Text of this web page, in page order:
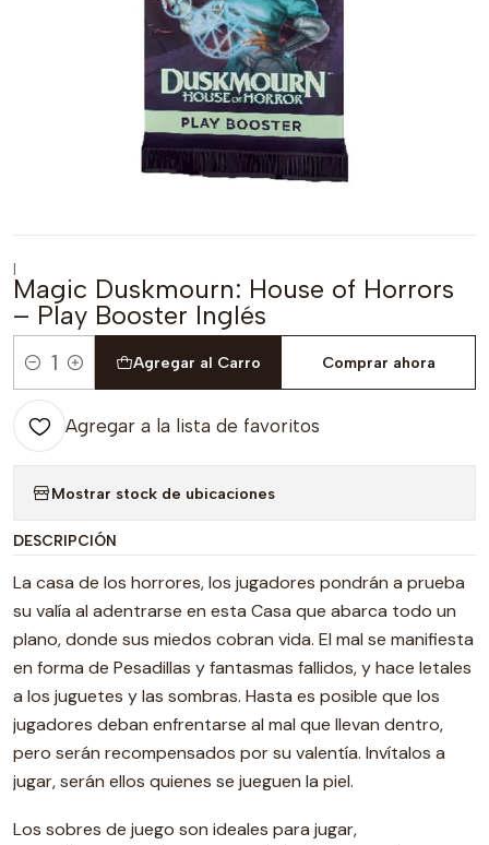
|
Magic Duskmourn: House of Horrors
– Play Booster Inglés
Cantidad
Agregar al Carro Comprar ahora
Agregar a la lista de favoritos
Mostrar stock de ubicaciones
DESCRIPCIÓN
La casa de los horrores, los jugadores pondrán a prueba
su valía al adentrarse en esta Casa que abarca todo un
plano, donde sus miedos cobran vida. El mal se manifiesta
en forma de Pesadillas y fantasmas fallidos, y hace letales
a los juguetes y las sombras. Hasta es posible que los
jugadores deban enfrentarse al mal que llevan dentro,
pero serán recompensados por su valentía. Invítalos a
jugar, serán ellos quienes se jueguen la piel.
Los sobres de juego son ideales para jugar,